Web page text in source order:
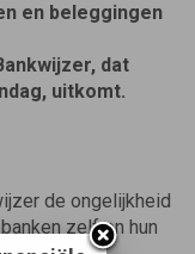
en beleggingen
dat
uitkomt.
de ongelijkheid
zelf en hun